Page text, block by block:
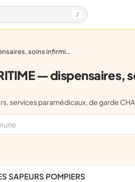
/
soins infirmiers, services paramédicaux, de garde
—
services paramédicaux, de garde
SAPEURS POMPIERS